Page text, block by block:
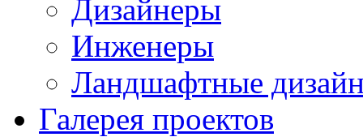
Дизайнеры
Инженеры
Ландшафтные
Галерея проектов